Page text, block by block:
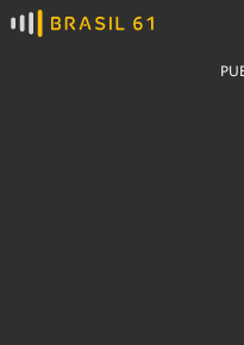
Ver todas as notícias